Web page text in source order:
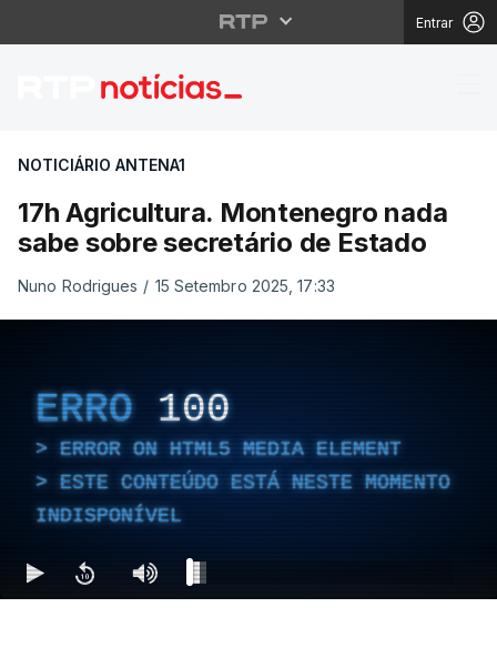
Entrar
17h Agricultura.
NOTICIÁRIO ANTENA1
17h Agricultura. Montenegro nada
sabe sobre secretário de Estado
Nuno Rodrigues / 15 Setembro 2025, 17:33
ERRO 100
ERROR ON HTML5 MEDIA ELEMENT
ESTE CONTEÚDO ESTÁ NESTE MOMENTO
INDISPONÍVEL